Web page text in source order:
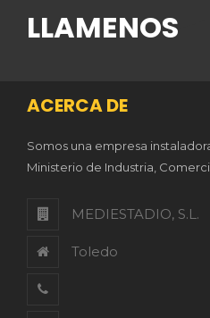
LLAMENOS
ACERCA DE
Somos una empresa
Ministerio de Industria,
MEDIESTADIO, S.L.
Toledo